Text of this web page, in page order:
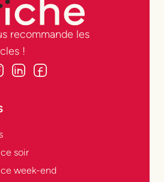
recommande les
!
soir
week-end